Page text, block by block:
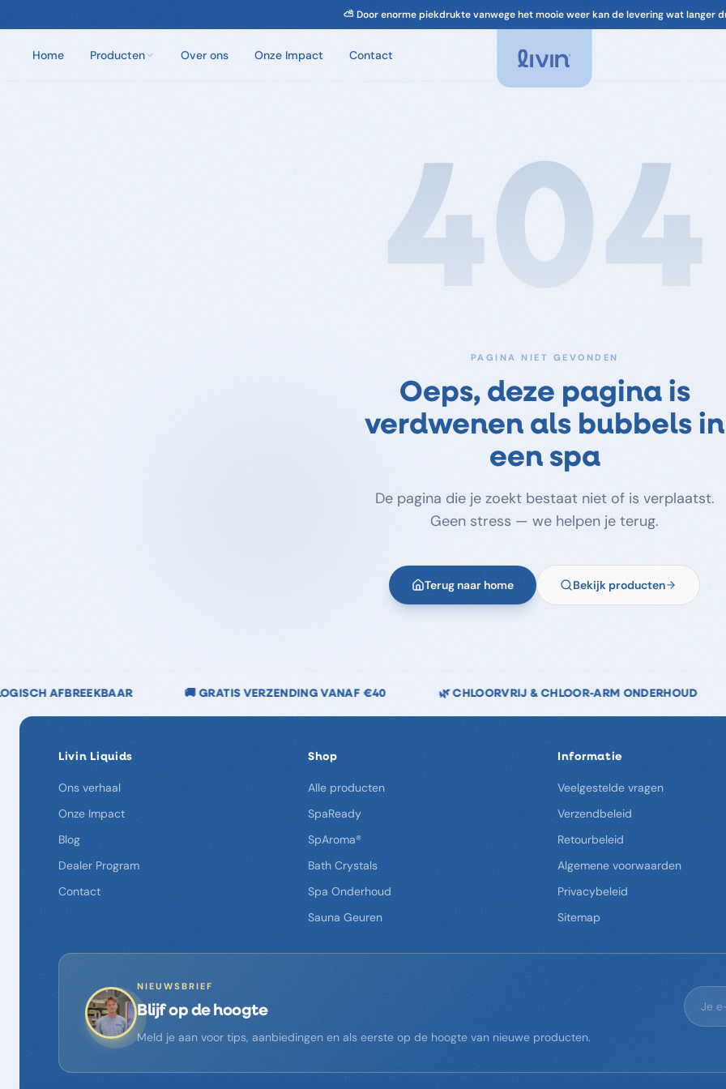
⛅ Door enorme piekdrukte vanwege het mooie weer kan de levering wat langer
Home Producten
Spa Onderhoud
Filter, leidingen, cover. Alles om je spa in
topconditie te houden.
Accessoires
Filters & onderdelen voor je spa
Over ons Onze Impact Contact
404
PAGINA NIET GEVONDEN
Oeps, deze pagina is
verdwenen als bubbels in
een spa
De pagina die je zoekt bestaat niet of is verplaatst.
Geen stress — we helpen je terug.
Terug naar home Bekijk producten
VERZENDING VANAF €40 🌿 CHLOORVRIJ & CHLOOR-ARM ONDERHOUD ↩️ 14 DAGEN RETOURRECHT
Livin Liquids
Ons verhaal
Onze Impact
Blog
Dealer Program
Contact
Shop
Alle producten
SpaReady
SpAroma®
Bath Crystals
Spa Onderhoud
Sauna Geuren
Informatie
Veelgestelde vragen
Verzendbeleid
Retourbeleid
Algemene voorwaarden
Privacybeleid
Sitemap
NIEUWSBRIEF
Blijf op de hoogte
Meld je aan voor tips, aanbiedingen en als eerste op de hoogte van nieuwe producten.